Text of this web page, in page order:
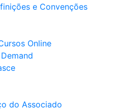
e Convenções
Online
do Associado